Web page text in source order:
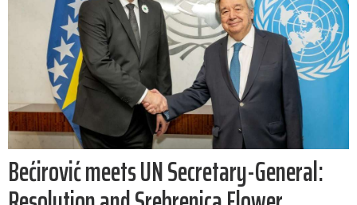
Bećirović meets UN Secretary-General: